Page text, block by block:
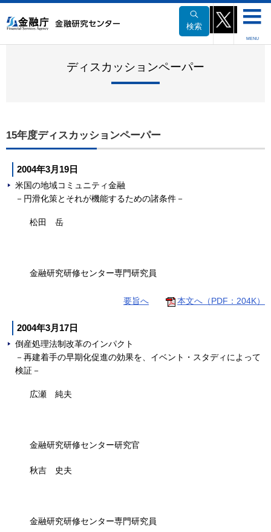
文
検索
MENU
ディスカッションペーパー
15年度ディスカッションペーパー
2004年3月19日
米国の地域コミュニティ金融
－円滑化策とそれが機能するための諸条件－
松田 岳
金融研究研修センター専門研究員
要旨へ 本文へ（PDF：204K）
2004年3月17日
倒産処理法制改革のインパクト
－再建着手の早期化促進の効果を、イベント・スタディによって
検証－
広瀬 純夫
金融研究研修センター研究官
秋吉 史夫
金融研究研修センター専門研究員